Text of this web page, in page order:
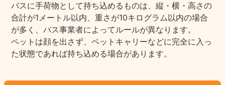
バスに手荷物として持ち込めるものは、縦・横・高さの
合計が1メートル以内、重さが10キログラム以内の場合
が多く、バス事業者によってルールが異なります。
ペットは顔を出さず、ペットキャリーなどに完全に入っ
た状態であれば持ち込める場合があります。